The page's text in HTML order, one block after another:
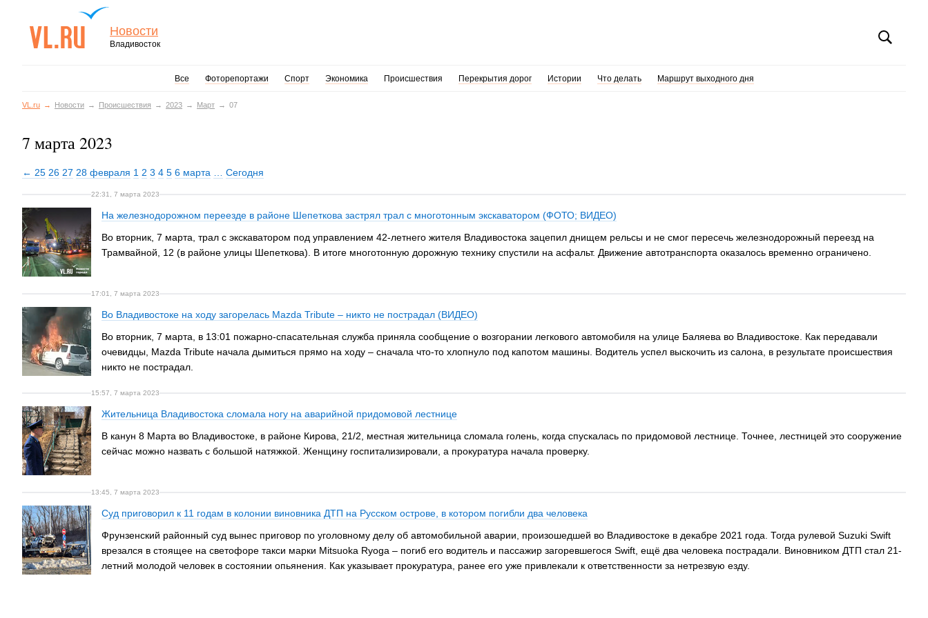
Новости
Владивосток
Все Фоторепортажи Спорт Экономика Происшествия Перекрытия дорог Истории Что делать Маршрут выходного дня
VL.ru Новости Происшествия 2023 Март 07
7 марта 2023
← 25 26 27 28 февраля 1 2 3 4 5 6 марта Сегодня
22:31, 7 марта 2023
На железнодорожном переезде в районе Шепеткова застрял трал с многотонным экскаватором (ФОТО; ВИДЕО)
Во вторник, 7 марта, трал с экскаватором под управлением 42-летнего жителя Владивостока зацепил днищем рельсы и не смог пересечь железнодорожный переезд на
Трамвайной, 12 (в районе улицы Шепеткова). В итоге многотонную дорожную технику спустили на асфальт. Движение автотранспорта оказалось временно ограничено.
17:01, 7 марта 2023
Во Владивостоке на ходу загорелась Mazda Tribute – никто не пострадал (ВИДЕО)
Во вторник, 7 марта, в 13:01 пожарно-спасательная служба приняла сообщение о возгорании легкового автомобиля на улице Баляева во Владивостоке. Как передавали
очевидцы, Mazda Tribute начала дымиться прямо на ходу – сначала что-то хлопнуло под капотом машины. Водитель успел выскочить из салона, в результате происшествия
никто не пострадал.
15:57, 7 марта 2023
Жительница Владивостока сломала ногу на аварийной придомовой лестнице
В канун 8 Марта во Владивостоке, в районе Кирова, 21/2, местная жительница сломала голень, когда спускалась по придомовой лестнице. Точнее, лестницей это сооружение
сейчас можно назвать с большой натяжкой. Женщину госпитализировали, а прокуратура начала проверку.
13:45, 7 марта 2023
Суд приговорил к 11 годам в колонии виновника ДТП на Русском острове, в котором погибли два человека
Фрунзенский районный суд вынес приговор по уголовному делу об автомобильной аварии, произошедшей во Владивостоке в декабре 2021 года. Тогда рулевой Suzuki Swift
врезался в стоящее на светофоре такси марки Mitsuoka Ryoga – погиб его водитель и пассажир загоревшегося Swift, ещё два человека пострадали. Виновником ДТП стал 21-
летний молодой человек в состоянии опьянения. Как указывает прокуратура, ранее его уже привлекали к ответственности за нетрезвую езду.